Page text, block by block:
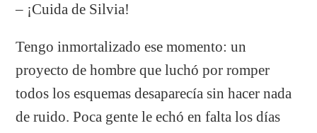
– ¡Cuida de Silvia!
Tengo inmortalizado ese momento: un
proyecto de hombre que luchó por romper
todos los esquemas desaparecía sin hacer nada
de ruido. Poca gente le echó en falta los días